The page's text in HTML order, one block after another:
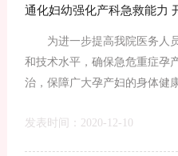
通化妇幼强化产科急救能力
为进一步提高我院医务人员
和技术水平，确保急危重症孕
治，保障广大孕产妇的身体健
发表时间：2020-12-10